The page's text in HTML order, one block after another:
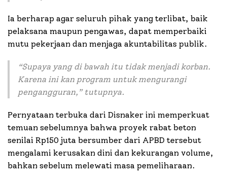
Ia berharap agar seluruh pihak yang terlibat, baik
pelaksana maupun pengawas, dapat memperbaiki
mutu pekerjaan dan menjaga akuntabilitas publik.
“Supaya yang di bawah itu tidak menjadi korban.
Karena ini kan program untuk mengurangi
pengangguran,” tutupnya.
Pernyataan terbuka dari Disnaker ini memperkuat
temuan sebelumnya bahwa proyek rabat beton
senilai Rp150 juta bersumber dari APBD tersebut
mengalami kerusakan dini dan kekurangan volume,
bahkan sebelum melewati masa pemeliharaan.